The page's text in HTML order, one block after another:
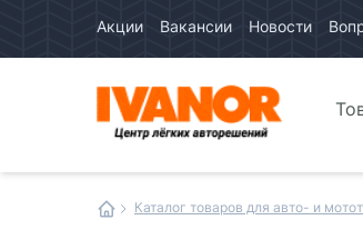
Акции Вакансии Новости
Каталог товаров для авто- и